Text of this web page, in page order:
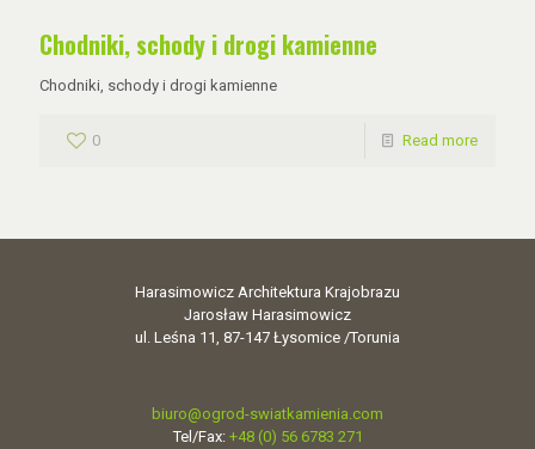
Chodniki, schody i drogi kamienne
Chodniki, schody i drogi kamienne
0 Read more
Harasimowicz Architektura Krajobrazu
Jarosław Harasimowicz
ul. Leśna 11, 87-147 Łysomice /Torunia
biuro@ogrod-swiatkamienia.com
Tel/Fax: +48 (0) 56 6783 271